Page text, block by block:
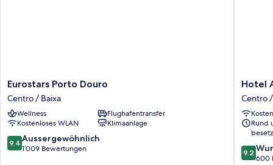
Eurostars
Porto
Douro
Centro
/
Baixa
Eurostars Porto Douro
Centro / Baixa
Wellness
Flughafentransfer
Kostenloses WLAN
Klimaanlage
9.4
von
9.4 Aussergewöhnlich
1’009 Bewertungen
Hotel
Acta
the
Clover
Centro
Baixa
Hotel
Centro
Rund
9.2
von
9.2
600